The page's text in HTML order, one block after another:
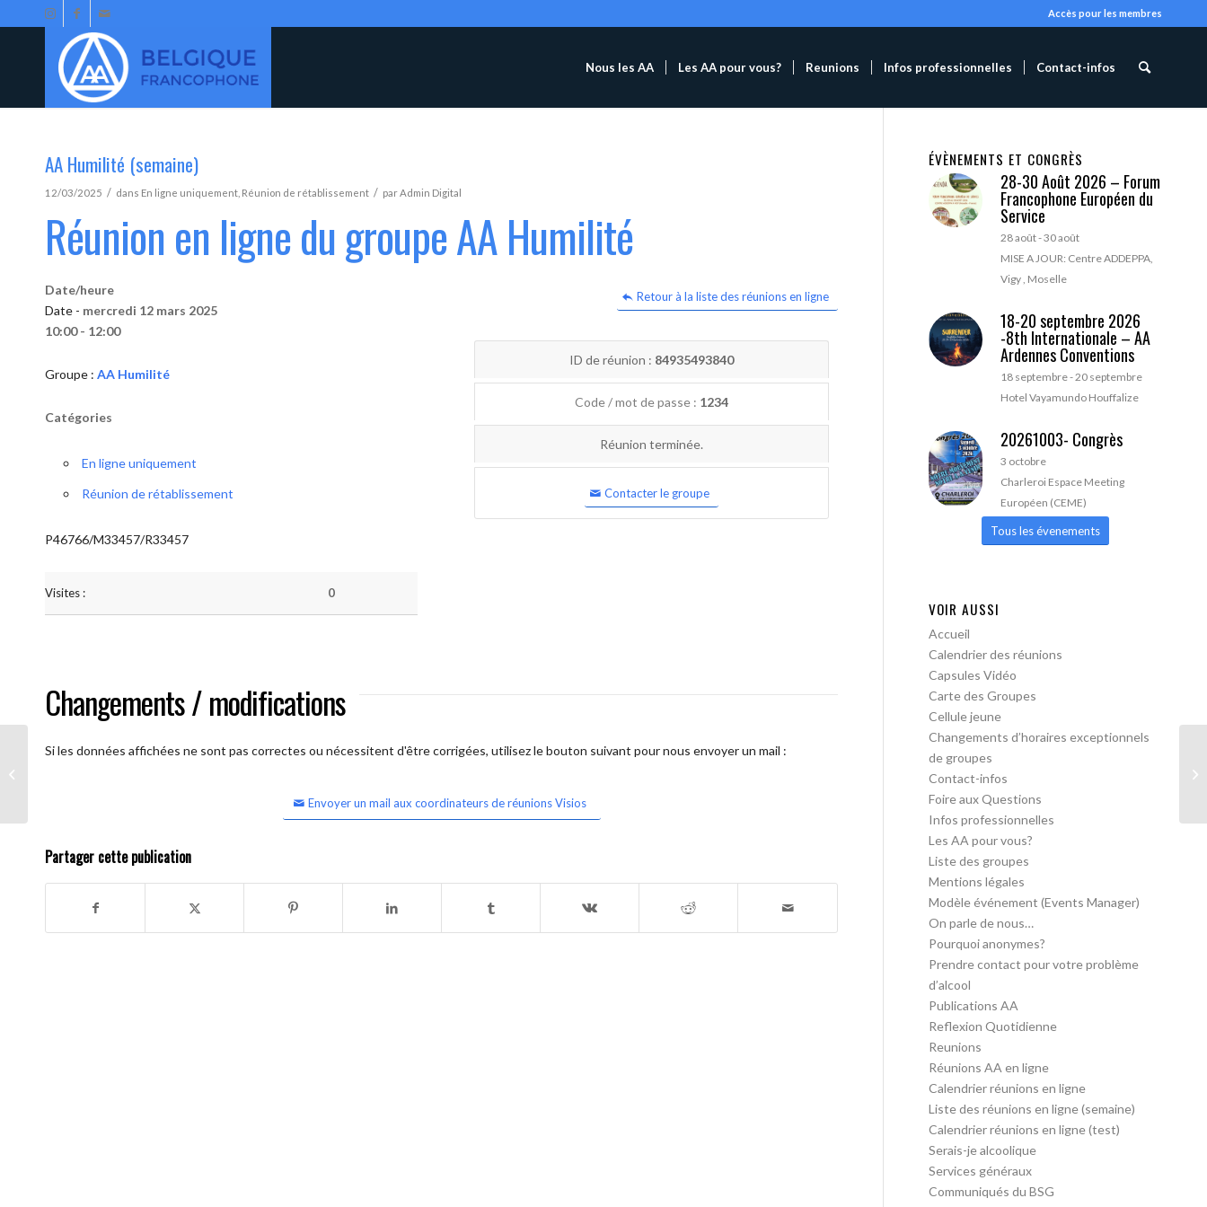
Accès pour les membres
Nous les AA Les AA pour vous? Reunions Infos professionnelles Contact-infos
AA Humilité (semaine)
12/03/2025 / dans En ligne uniquement Réunion de rétablissement / parAdmin Digital
Réunion en ligne du groupe AA Humilité
Retour à la liste des réunions en ligne
Date/heure
Date - mercredi 12 mars 2025
10:00 - 12:00
Groupe : AA Humilité
Catégories
En ligne uniquement
Réunion de rétablissement
P46766/M33457/R33457
Visites : 0
ID de réunion : 84935493840
Code / mot de passe : 1234
Réunion terminée.
Contacter le groupe
Changements / modifications
Si les données affichées ne sont pas correctes ou nécessitent d'être corrigées, utilisez le bouton suivant pour nous envoyer un mail :
Envoyer un mail aux coordinateurs de réunions Visios
Partager cette publication
ÉVÈNEMENTS ET CONGRÈS
28-30 Août 2026 – Forum
Francophone Européen du
Service
28 août-30 août
MISE A JOUR: Centre ADDEPPA,
Vigy , Moselle
18-20 septembre 2026
-8th Internationale – AA
Ardennes Conventions
18 septembre-20 septembre
Hotel Vayamundo Houffalize
20261003- Congrès
3 octobre
Charleroi Espace Meeting
Européen (CEME)
Tous les évenements
VOIR AUSSI
Accueil
Calendrier des réunions
Capsules Vidéo
Carte des Groupes
Cellule jeune
Changements d’horaires exceptionnels
de groupes
Contact-infos
Foire aux Questions
Infos professionnelles
Les AA pour vous?
Liste des groupes
Mentions légales
Modèle événement (Events Manager)
On parle de nous…
Pourquoi anonymes?
Prendre contact pour votre problème
d’alcool
Publications AA
Reflexion Quotidienne
Reunions
Réunions AA en ligne
Calendrier réunions en ligne
Liste des réunions en ligne (semaine)
Calendrier réunions en ligne (test)
Serais-je alcoolique
Services généraux
Communiqués du BSG